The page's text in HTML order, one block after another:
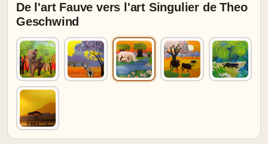
De l'art Fauve vers l'art Singulier de Theo
Geschwind